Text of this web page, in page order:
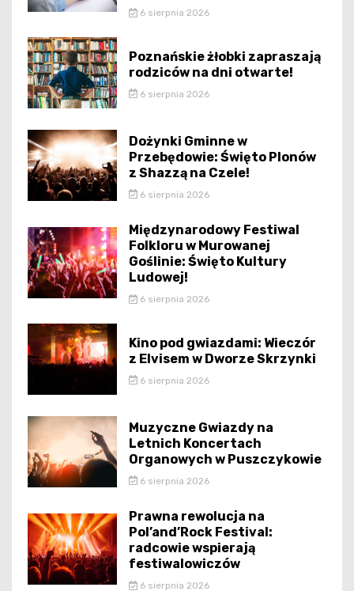
6 sierpnia 2026
Poznańskie żłobki zapraszają
rodziców na dni otwarte!
6 sierpnia 2026
Dożynki Gminne w
Przebędowie: Święto Plonów
z Shazzą na Czele!
6 sierpnia 2026
Międzynarodowy Festiwal
Folkloru w Murowanej
Goślinie: Święto Kultury
Ludowej!
6 sierpnia 2026
Kino pod gwiazdami: Wieczór
z Elvisem w Dworze Skrzynki
6 sierpnia 2026
Muzyczne Gwiazdy na
Letnich Koncertach
Organowych w Puszczykowie
6 sierpnia 2026
Prawna rewolucja na
Pol’and’Rock Festival:
radcowie wspierają
festiwalowiczów
6 sierpnia 2026